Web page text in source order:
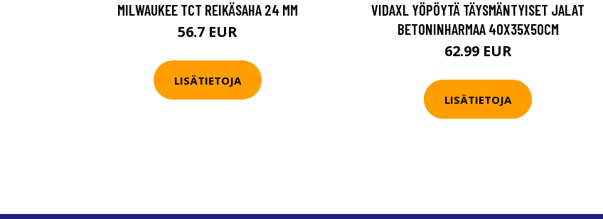
MILWAUKEE TCT REIKÄSAHA 24 MM
56.7 EUR
LISÄTIETOJA
VIDAXL YÖPÖYTÄ TÄYSMÄNTYISET JALAT
BETONINHARMAA 40X35X50CM
62.99 EUR
LISÄTIETOJA